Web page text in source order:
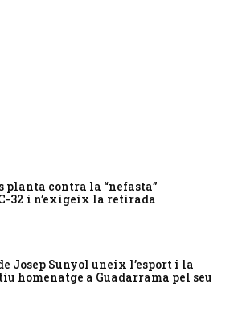
planta contra la “nefasta”
32 i n’exigeix la retirada
Josep Sunyol uneix l’esport i la
homenatge a Guadarrama pel seu